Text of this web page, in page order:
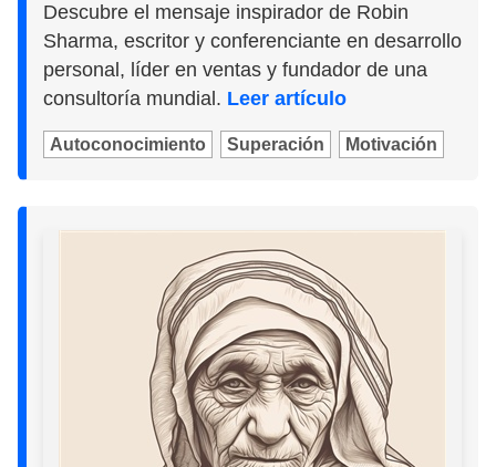
Descubre el mensaje inspirador de Robin
Sharma, escritor y conferenciante en desarrollo
personal, líder en ventas y fundador de una
consultoría mundial. Leer artículo
Autoconocimiento Superación Motivación